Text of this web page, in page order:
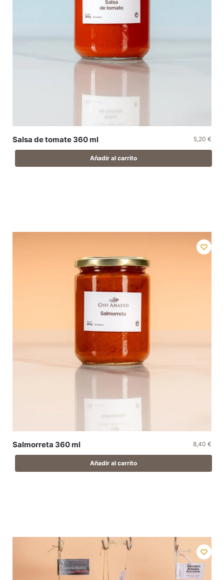
Salsa de tomate 360 ml 5,20 €
Añadir al carrito
Salmorreta 360 ml 8,40 €
Añadir al carrito